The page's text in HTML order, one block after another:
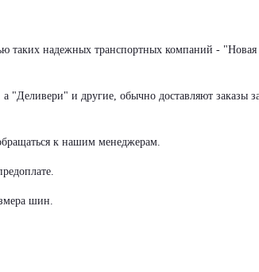
таких надежных транспортных компаний - "Новая
"Деливери" и другие, обычно доставляют заказы
к нашим менеджерам.
шин.